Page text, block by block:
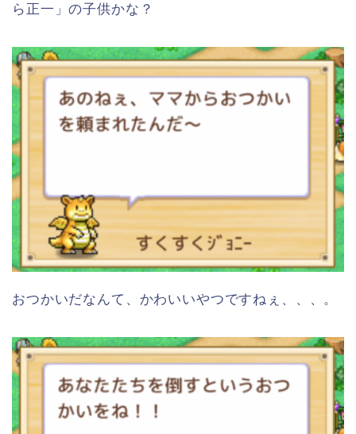
ら正一」の子供かな？
おつかいだなんて、かわいいやつですねぇ、、、。